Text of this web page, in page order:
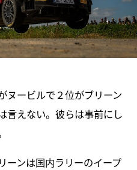
ヌービルで２位がブリーン
言えない。彼らは事前にし
ーンは国内ラリーのイープ